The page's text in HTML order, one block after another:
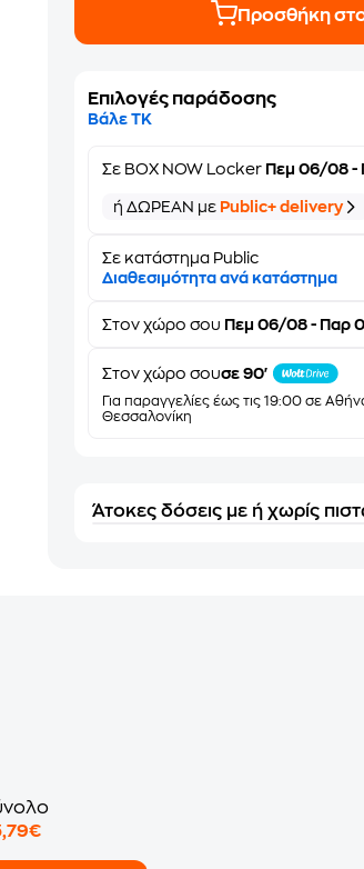
Προσθήκη
Επιλογές παράδοσης
Βάλε ΤΚ
Σε BOX NOW Locker Πεμ 06/08 -
ή ΔΩΡΕΑΝ με Public+ delivery
Σε κατάστημα Public
Διαθεσιμότητα ανά κατάστημα
Στονχώρο σου Πεμ 06/08 - Παρ
Στον χώρο σουσε 90'
Για παραγγελίες έως τις 19:00 σε
Θεσσαλονίκη
Άτοκες δόσεις με ή χωρίς